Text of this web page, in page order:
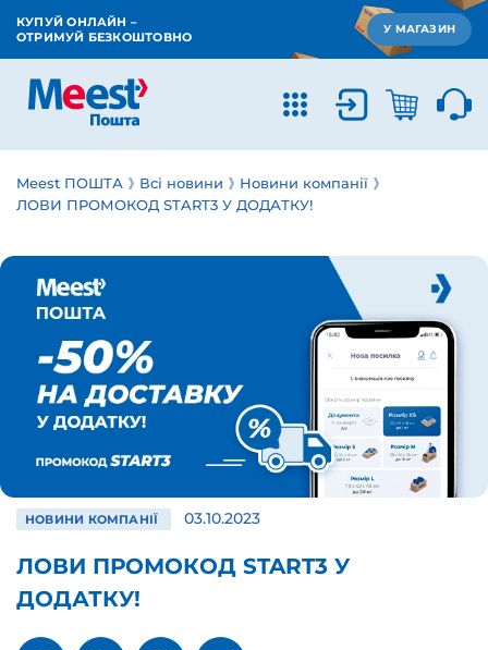
КУПУЙ ОНЛАЙН –
ОТРИМУЙ БЕЗКОШТОВНО
У МАГАЗИН
Meest ПОШТА Всі новини
Новини компанії
ЛОВИ ПРОМОКОД START3 У ДОДАТКУ!
НОВИНИ КОМПАНІЇ 03.10.2023
ЛОВИ ПРОМОКОД START3 У
ДОДАТКУ!